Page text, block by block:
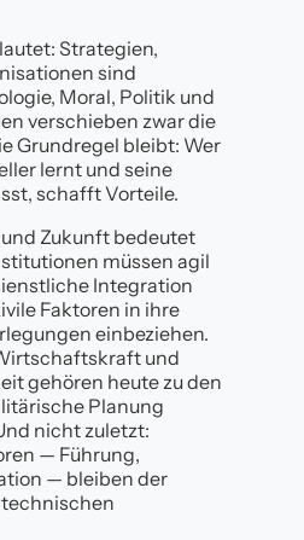
Strategien,
sind
Moral, Politik und
verschieben zwar die
Grundregel bleibt: Wer
lernt und seine
schafft Vorteile.
Zukunft bedeutet
müssen agil
Integration
Faktoren in ihre
einbeziehen.
und
gehören heute zu den
Planung
nicht zuletzt:
— Führung,
— bleiben der